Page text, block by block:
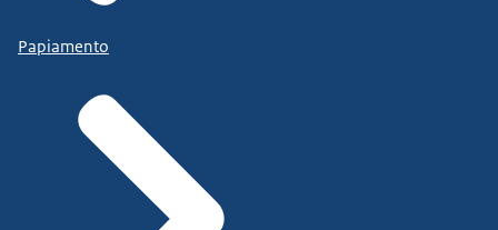
Papiamento